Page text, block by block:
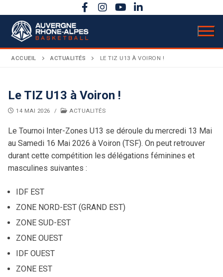
au
contenu
LIGUE
Présentation
Bureau directeur
Comité directeur
Partenaires
Charte graphique
ACTUALITÉS
COMPÉTITIONS
Calendrier sportif
Coupe territoriale
Finales régionales
Engagements
ACTIVITÉS
AuRA en rose
Assemblée Générale
Camps AuRA
Basket Citoyen
Basket Santé
3×3
Secrétariat & comptabilité
Bulletins officiels
Procès-Verbaux
ANNONCES
Rechercher
ACCUEIL ACTUALITÉS LE TIZ U13 À VOIRON !
Le TIZ U13 à Voiron !
14 MAI 2026 / ACTUALITÉS
Le Tournoi Inter-Zones U13 se déroule du mercredi 13 Mai
au Samedi 16 Mai 2026 à Voiron (TSF). On peut retrouver
durant cette compétition les délégations féminines et
masculines suivantes :
IDF EST
ZONE NORD-EST (GRAND EST)
ZONE SUD-EST
ZONE OUEST
IDF OUEST
ZONE EST